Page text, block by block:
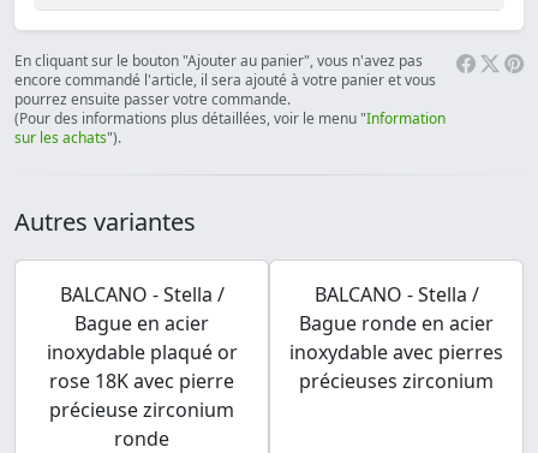
En cliquant sur le bouton "Ajouter au panier", vous n'avez pas
encore commandé l'article, il sera ajouté à votre panier et vous
pourrez ensuite passer votre commande.
(Pour des informations plus détaillées, voir le menu "Information
sur les achats").
Autres variantes
BALCANO - Stella /
Bague en acier
inoxydable plaqué or
rose 18K avec pierre
précieuse zirconium
ronde
BALCANO - Stella /
Bague ronde en acier
inoxydable avec pierres
précieuses zirconium